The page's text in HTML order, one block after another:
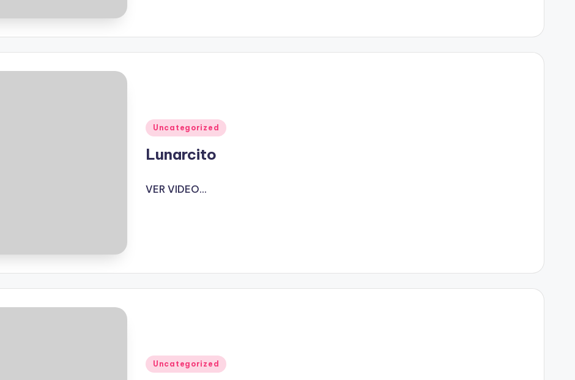
Publicado
Uncategorized
Lunarcito
VER VIDEO...
Publicado
Uncategorized